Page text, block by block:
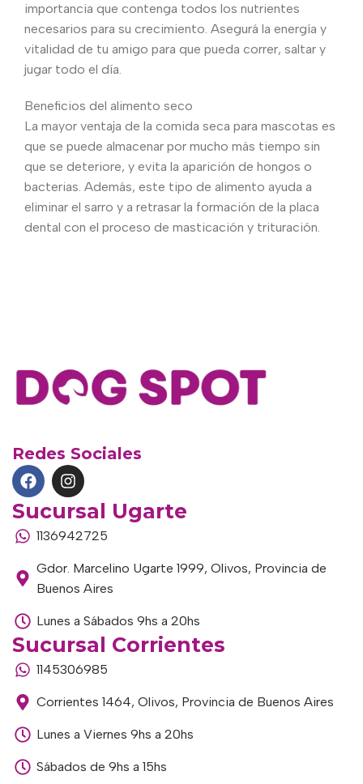
importancia que contenga todos los nutrientes
necesarios para su crecimiento. Asegurá la energía y
vitalidad de tu amigo para que pueda correr, saltar y
jugar todo el día.
Beneficios del alimento seco
La mayor ventaja de la comida seca para mascotas es
que se puede almacenar por mucho más tiempo sin
que se deteriore, y evita la aparición de hongos o
bacterias. Además, este tipo de alimento ayuda a
eliminar el sarro y a retrasar la formación de la placa
dental con el proceso de masticación y trituración.
Redes Sociales
Sucursal Ugarte
1136942725
Gdor. Marcelino Ugarte 1999, Olivos, Provincia de
Buenos Aires
Lunes a Sábados 9hs a 20hs
Sucursal Corrientes
1145306985
Corrientes 1464, Olivos, Provincia de Buenos Aires
Lunes a Viernes 9hs a 20hs
Sábados de 9hs a 15hs